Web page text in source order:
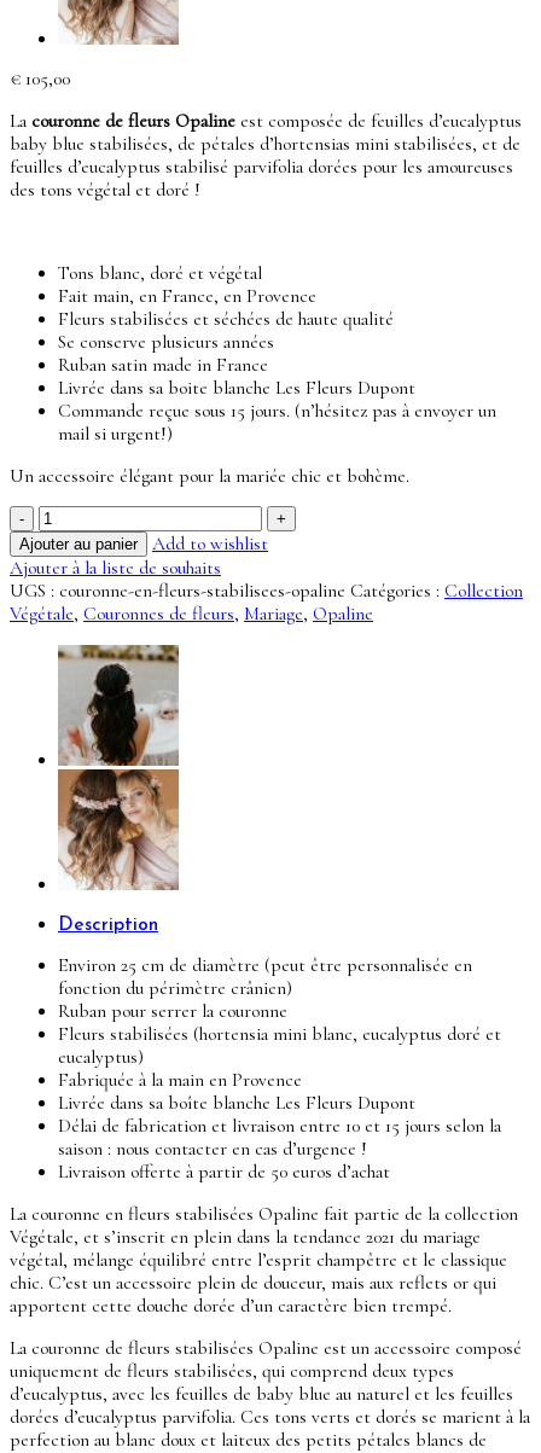
€ 105,00
La couronne de fleurs Opaline est composée de feuilles d’eucalyptus
baby blue stabilisées, de pétales d’hortensias mini stabilisées, et de
feuilles d’eucalyptus stabilisé parvifolia dorées pour les amoureuses
des tons végétal et doré !
Tons blanc, doré et végétal
Fait main, en France, en Provence
Fleurs stabilisées et séchées de haute qualité
Se conserve plusieurs années
Ruban satin made in France
Livrée dans sa boite blanche Les Fleurs Dupont
Commande reçue sous 15 jours. (n’hésitez pas à envoyer un
mail si urgent!)
Un accessoire élégant pour la mariée chic et bohème.
quantité
de
Couronne
Opaline
-
Végétale
Ajouter au panier
Add to wishlist
Ajouter à la liste de souhaits
UGS : couronne-en-fleurs-stabilisees-opaline Catégories : Collection
Végétale, Couronnes de fleurs, Mariage, Opaline
Description
Environ 25 cm de diamètre (peut être personnalisée en
fonction du périmètre crânien)
Ruban pour serrer la couronne
Fleurs stabilisées (hortensia mini blanc, eucalyptus doré et
eucalyptus)
Fabriquée à la main en Provence
Livrée dans sa boîte blanche Les Fleurs Dupont
Délai de fabrication et livraison entre 10 et 15 jours selon la
saison : nous contacter en cas d’urgence !
Livraison offerte à partir de 50 euros d’achat
La couronne en fleurs stabilisées Opaline fait partie de la collection
Végétale, et s’inscrit en plein dans la tendance 2021 du mariage
végétal, mélange équilibré entre l’esprit champêtre et le classique
chic. C’est un accessoire plein de douceur, mais aux reflets or qui
apportent cette douche dorée d’un caractère bien trempé.
La couronne de fleurs stabilisées Opaline est un accessoire composé
uniquement de fleurs stabilisées, qui comprend deux types
d’eucalyptus, avec les feuilles de baby blue au naturel et les feuilles
dorées d’eucalyptus parvifolia. Ces tons verts et dorés se marient à la
perfection au blanc doux et laiteux des petits pétales blancs de